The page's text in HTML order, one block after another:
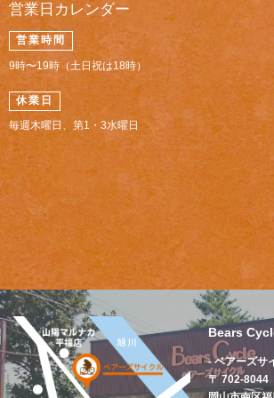
営業日カレンダー
営業時間
9時〜19時（土日祝は18時）
休業日
毎週木曜日、第1・3水曜日
Bears
- ベアーズサ
〒 702-8044